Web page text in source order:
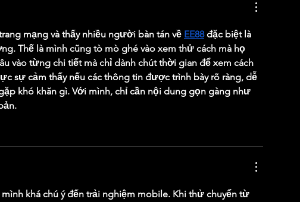
mạng và thấy nhiều người bàn tán về EE88 đặc biệt là
Thế là mình cũng tò mò ghé vào xem thử cách mà họ
vào từng chi tiết mà chỉ dành chút thời gian để xem cách
sự cảm thấy nếu các thông tin được trình bày rõ ràng, dễ
khó khăn gì. Với mình, chỉ cần nội dung gọn gàng như
khá chú ý đến trải nghiệm mobile. Khi thử chuyển từ